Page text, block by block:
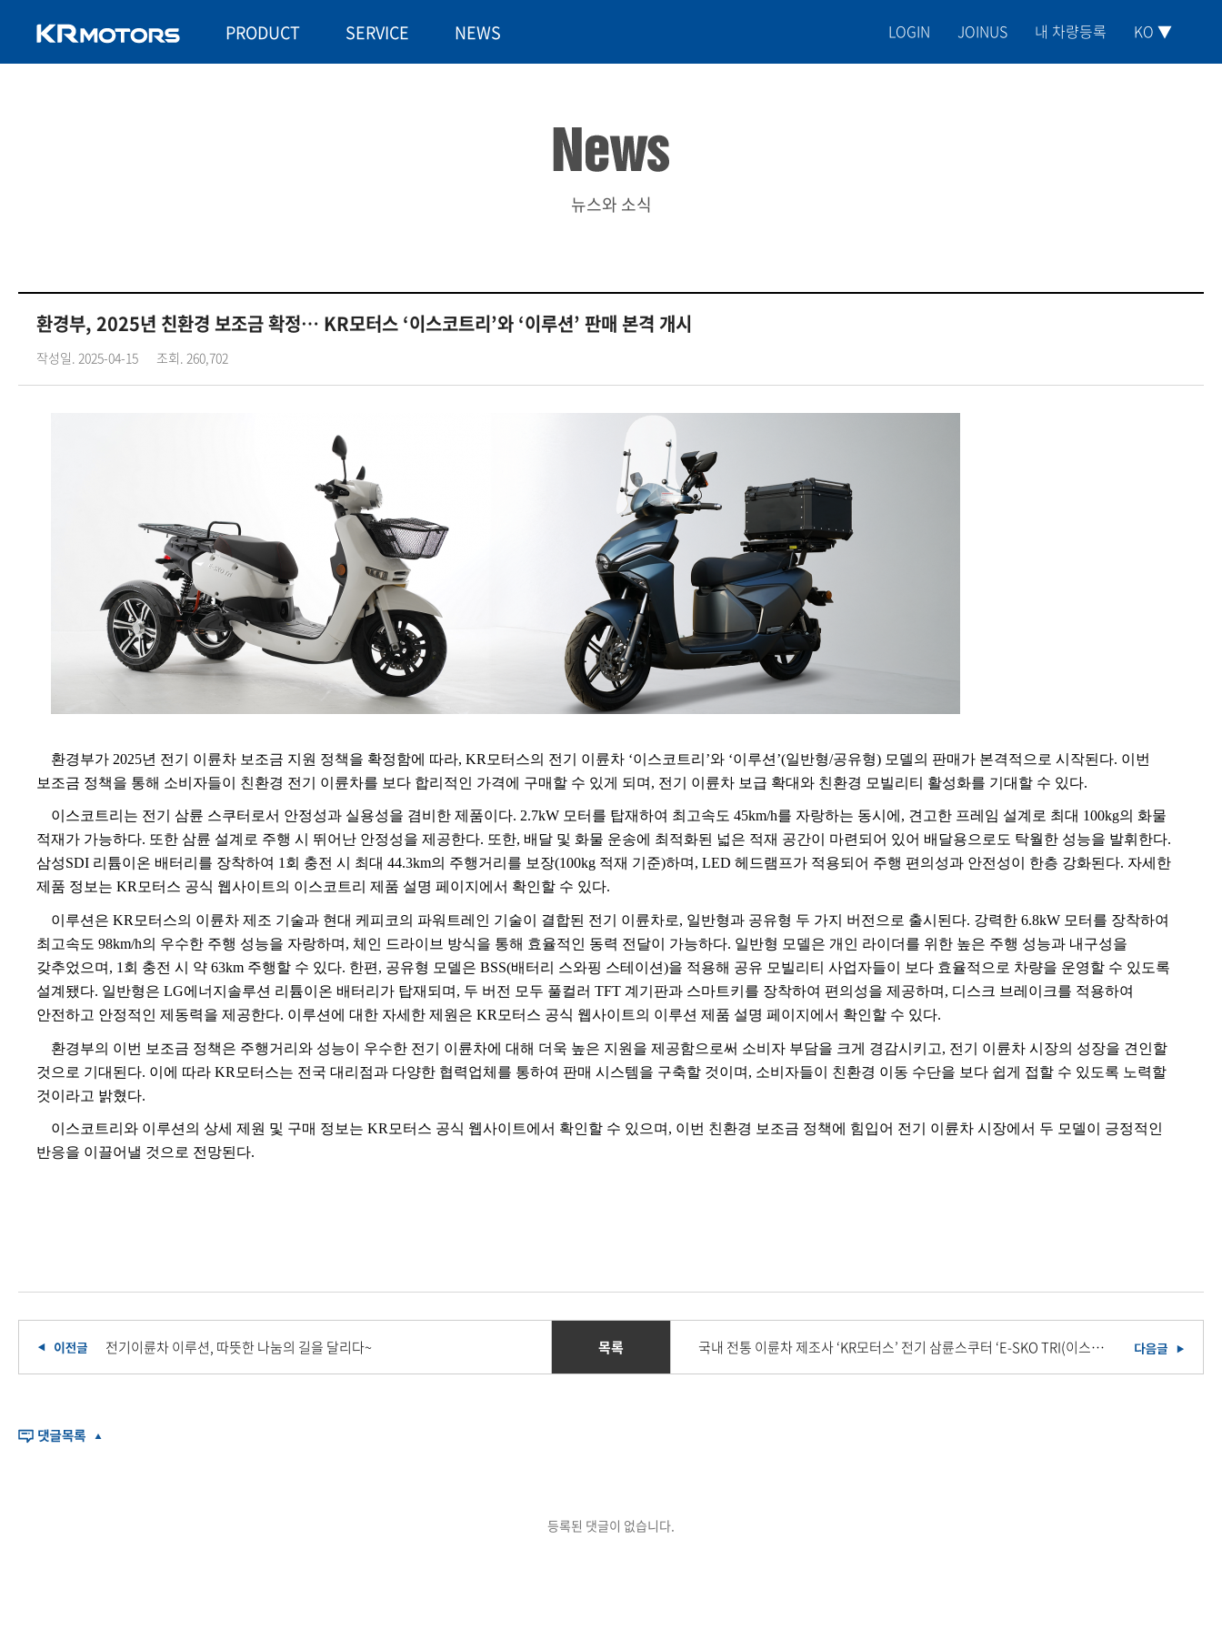
PRODUCT SERVICE NEWS LOGIN JOINUS 내 차량등록 KO ▼
뉴스와 소식
환경부, 2025년 친환경 보조금 확정… KR모터스 ‘이스코트리’와 ‘이루션’ 판매 본격 개시
작성일. 2025-04-15 조회. 260,702
환경부가 2025년 전기 이륜차 보조금 지원 정책을 확정함에 따라, KR 모터스의 전기 이륜차 ‘이스코트리 ’와 ‘이루션 ’(일반형/공유형) 모델의 판매가 본격적으로 시작된다. 이번
보조금 정책을 통해 소비자들이 친환경 전기 이륜차를 보다 합리적인 가격에 구매할 수 있게 되며 , 전기 이륜차 보급 확대와 친환경 모빌리티 활성화를 기대할 수 있다.
이스코트리는 전기 삼륜 스쿠터로서 안정성과 실용성을 겸비한 제품이다. 2.7kW 모터를 탑재하여 최고속도 45km/h를 자랑하는 동시에 , 견고한 프레임 설계로 최대 100kg의 화물
적재가 가능하다. 또한 삼륜 설계로 주행 시 뛰어난 안정성을 제공한다. 또한, 배달 및 화물 운송에 최적화된 넓은 적재 공간이 마련되어 있어 배달용으로도 탁월한 성능을 발휘한다.
삼성SDI 리튬이온 배터리를 장착하여 1 회 충전 시 최대 44.3km의 주행거리를 보장(100kg 적재 기준)하며 , LED 헤드램프가 적용되어 주행 편의성과 안전성이 한층 강화된다. 자세한
제품 정보는 KR 모터스 공식 웹사이트의 이스코트리 제품 설명 페이지에서 확인할 수 있다.
이루션은 KR 모터스의 이륜차 제조 기술과 현대 케피코의 파워트레인 기술이 결합된 전기 이륜차로, 일반형과 공유형 두 가지 버전으로 출시된다. 강력한 6.8kW 모터를 장착하여
최고속도 98km/h의 우수한 주행 성능을 자랑하며 , 체인 드라이브 방식을 통해 효율적인 동력 전달이 가능하다. 일반형 모델은 개인 라이더를 위한 높은 주행 성능과 내구성을
갖추었으며 , 1 회 충전 시 약 63km 주행할 수 있다. 한편 , 공유형 모델은 BSS(배터리 스와핑 스테이션)을 적용해 공유 모빌리티 사업자들이 보다 효율적으로 차량을 운영할 수 있도록
설계됐다. 일반형은 LG에너지솔루션 리튬이온 배터리가 탑재되며 , 두 버전 모두 풀컬러 TFT 계기판과 스마트키를 장착하여 편의성을 제공하며 , 디스크 브레이크를 적용하여
안전하고 안정적인 제동력을 제공한다. 이루션에 대한 자세한 제원은 KR 모터스 공식 웹사이트의 이루션 제품 설명 페이지에서 확인할 수 있다.
환경부의 이번 보조금 정책은 주행거리와 성능이 우수한 전기 이륜차에 대해 더욱 높은 지원을 제공함으로써 소비자 부담을 크게 경감시키고, 전기 이륜차 시장의 성장을 견인할
것으로 기대된다. 이에 따라 KR 모터스는 전국 대리점과 다양한 협력업체를 통하여 판매 시스템을 구축할 것이며 , 소비자들이 친환경 이동 수단을 보다 쉽게 접할 수 있도록 노력할
것이라고 밝혔다.
이스코트리와 이루션의 상세 제원 및 구매 정보는 KR 모터스 공식 웹사이트에서 확인할 수 있으며 , 이번 친환경 보조금 정책에 힘입어 전기 이륜차 시장에서 두 모델이 긍정적인
반응을 이끌어낼 것으로 전망된다.
전기이륜차 이루션, 따뜻한 나눔의 길을 달리다~ 목록 국내 전통 이륜차 제조사 ‘KR모터스’ 전기 삼륜스쿠터 ‘E-SKO TRI(이스코 트리)’ 사전예약 시작
등록된 댓글이 없습니다.